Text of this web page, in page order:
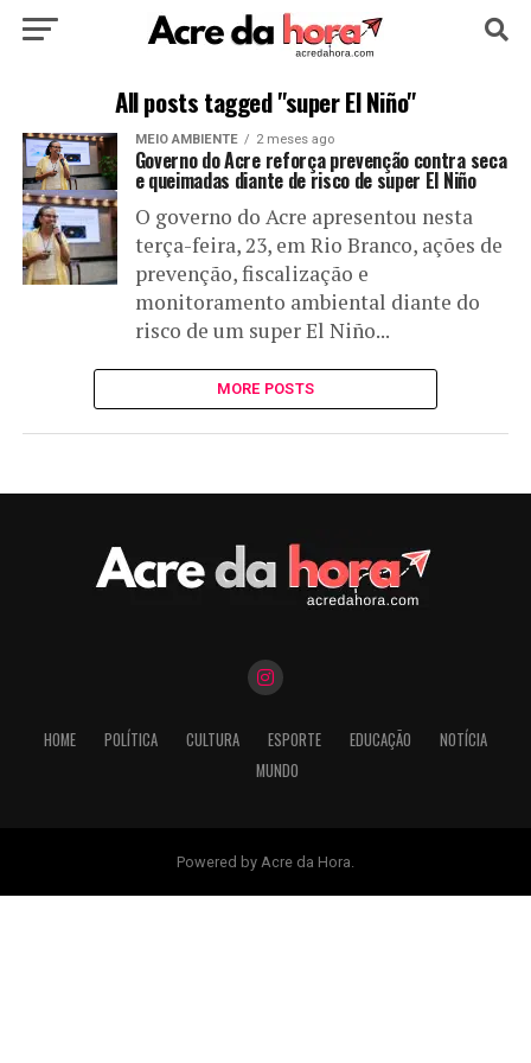
HOME POLÍTICA CULTURA ESPORTE
EDUCAÇÃO NOTÍCIA MUNDO
All posts tagged "super El Niño"
MEIO AMBIENTE 2 meses ago
Governo do Acre reforça prevenção contra seca
e queimadas diante de risco de super El Niño
O governo do Acre apresentou nesta
terça-feira, 23, em Rio Branco, ações de
prevenção, fiscalização e
monitoramento ambiental diante do
risco de um super El Niño...
MORE POSTS
HOME POLÍTICA CULTURA ESPORTE EDUCAÇÃO
NOTÍCIA
MUNDO
Powered by Acre da Hora.